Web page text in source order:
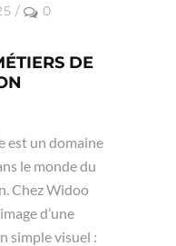
/
0
DE
est un domaine
le monde du
Chez Widoo
d’une
simple visuel :